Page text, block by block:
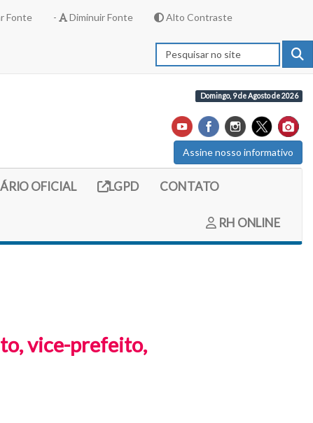
Fonte - Diminuir Fonte Alto Contraste
Domingo, 9 de Agosto de 2026
Assine nosso informativo
(site do diario oficial do legislativo)
OFICIAL Link externo (site com informações LGPD)
LGPD CONTATO
RH ONLINE
vice-prefeito,